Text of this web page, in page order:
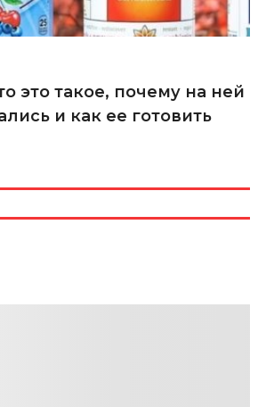
это такое, почему на ней
и как ее готовить